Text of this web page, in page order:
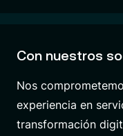
Con nuestros
Nos
experiencia en
transformación